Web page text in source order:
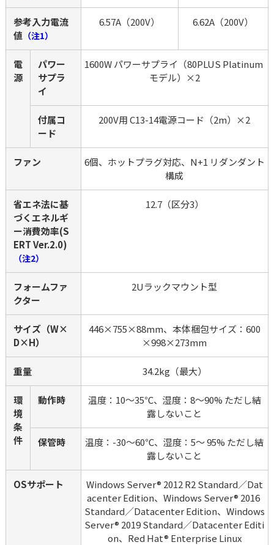
参考入力電流
値 （注1）
6.57A（200V） 6.62A（200V）
電
源
パワー
サプラ
イ
1600W パワーサプライ（80PLUS Platinum
モデル）×2
付属コ
ード
200V用 C13-14電源コード（2m）×2
ファン
6個、ホットプラグ対応、N+1 リダンダント
構成
省エネ法に基
づくエネルギ
ー消費効率(S
ERT Ver.2.0)
（注2）
12.7（区分3）
フォームファ
クター
2Uラックマウント型
サイズ（W×
D×H）
446×755×88mm、本体梱包サイズ：600
×998×273mm
重量 34.2kg（最大）
環
境
条
件
動作時
温度：10～35℃、湿度：8～90% ただし結
露しないこと
保管時
温度：-30～60℃、湿度：5～ 95% ただし結
露しないこと
OSサポート
Windows Server® 2012 R2 Standard／Dat
acenter Edition、Windows Server® 2016
Standard／Datacenter Edition、Windows
Server® 2019 Standard／Datacenter Editi
on、Red Hat® Enterprise Linux